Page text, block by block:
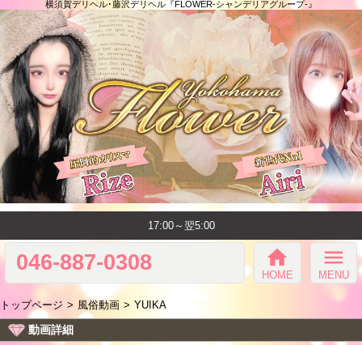
横須賀デリヘル･藤沢デリヘル『FLOWER-シャンデリアグループ-』
17:00～翌5:00
046-887-0308 home
HOME
menu
MENU
トップページ 風俗動画 YUIKA
動画詳細